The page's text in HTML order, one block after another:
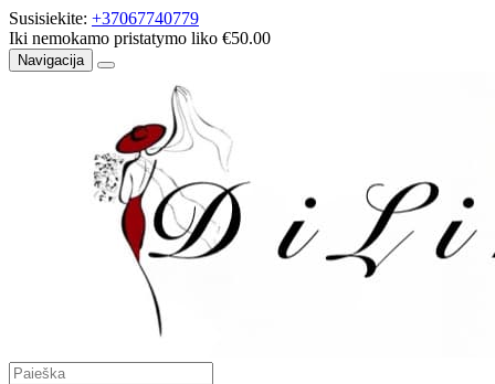
Susisiekite: +37067740779
Iki nemokamo pristatymo liko €50.00
Navigacija